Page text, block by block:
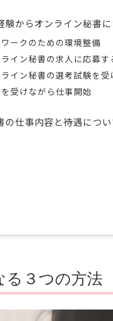
験からオンライン秘書
ークのための環境整備
イン秘書の求人に応募す
イン秘書の選考試験を受
受けながら仕事開始
の仕事内容と待遇につい
る３つの方法